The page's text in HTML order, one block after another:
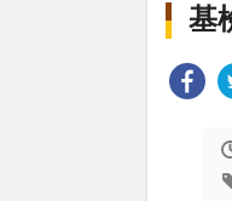
基